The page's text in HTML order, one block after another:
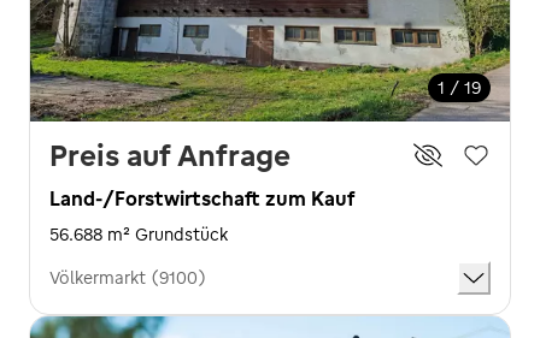
1 / 19
Preis auf Anfrage
Land-/Forstwirtschaft zum Kauf
56.688 m² Grundstück
Völkermarkt (9100)